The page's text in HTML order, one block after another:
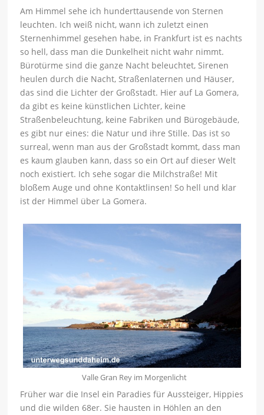
Am Himmel sehe ich hunderttausende von Sternen
leuchten. Ich weiß nicht, wann ich zuletzt einen
Sternenhimmel gesehen habe, in Frankfurt ist es nachts
so hell, dass man die Dunkelheit nicht wahr nimmt.
Bürotürme sind die ganze Nacht beleuchtet, Sirenen
heulen durch die Nacht, Straßenlaternen und Häuser,
das sind die Lichter der Großstadt. Hier auf La Gomera,
da gibt es keine künstlichen Lichter, keine
Straßenbeleuchtung, keine Fabriken und Bürogebäude,
es gibt nur eines: die Natur und ihre Stille. Das ist so
surreal, wenn man aus der Großstadt kommt, dass man
es kaum glauben kann, dass so ein Ort auf dieser Welt
noch existiert. Ich sehe sogar die Milchstraße! Mit
bloßem Auge und ohne Kontaktlinsen! So hell und klar
ist der Himmel über La Gomera.
Valle Gran Rey im Morgenlicht
Früher war die Insel ein Paradies für Aussteiger, Hippies
und die wilden 68er. Sie hausten in Höhlen an den